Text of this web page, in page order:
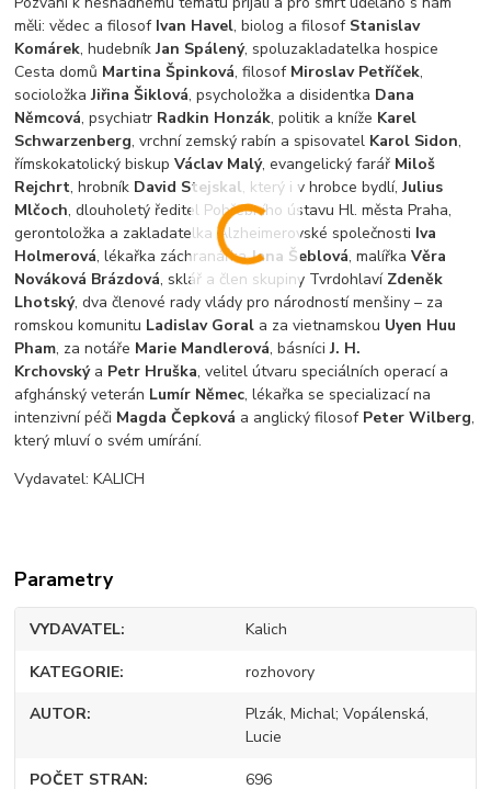
měli: vědec a filosof Ivan Havel, biolog a filosof Stanislav
Komárek, hudebníkJan Spálený, spoluzakladatelka hospice
Cesta domů Martina Špinková, filosof Miroslav Petříček,
socioložkaJiřina Šiklová, psycholožka a disidentka Dana
Němcová, psychiatr Radkin Honzák, politik a kníže Karel
Schwarzenberg, vrchní zemský rabín a spisovatel Karol Sidon,
římskokatolický biskupVáclav Malý, evangelický farář Miloš
Rejchrt, hrobník David Stejskal, který i v hrobce bydlí,Julius
Mlčoch, dlouholetý ředitel Pohřebního ústavu Hl. města Praha,
gerontoložka a zakladatelka Alzheimerovské společnosti Iva
Holmerová, lékařka záchranářkaJana Šeblová, malířkaVěra
Nováková Brázdová, sklář a člen skupiny Tvrdohlaví Zdeněk
Lhotský, dva členové rady vlády pro národností menšiny – za
romskou komunitu Ladislav Goral a za vietnamskou Uyen Huu
Pham, za notáře Marie Mandlerová, básníciJ. H.
Krchovskýa Petr Hruška, velitel útvaru speciálních operací a
afghánský veterán Lumír Němec, lékařka se specializací na
intenzivní péči Magda Čepková a anglický filosof Peter Wilberg,
který mluví o svém umírání.
Vydavatel: KALICH
Parametry
VYDAVATEL Kalich
KATEGORIE rozhovory
AUTOR
Plzák, Michal; Vopálenská,
Lucie
POČET STRAN 696